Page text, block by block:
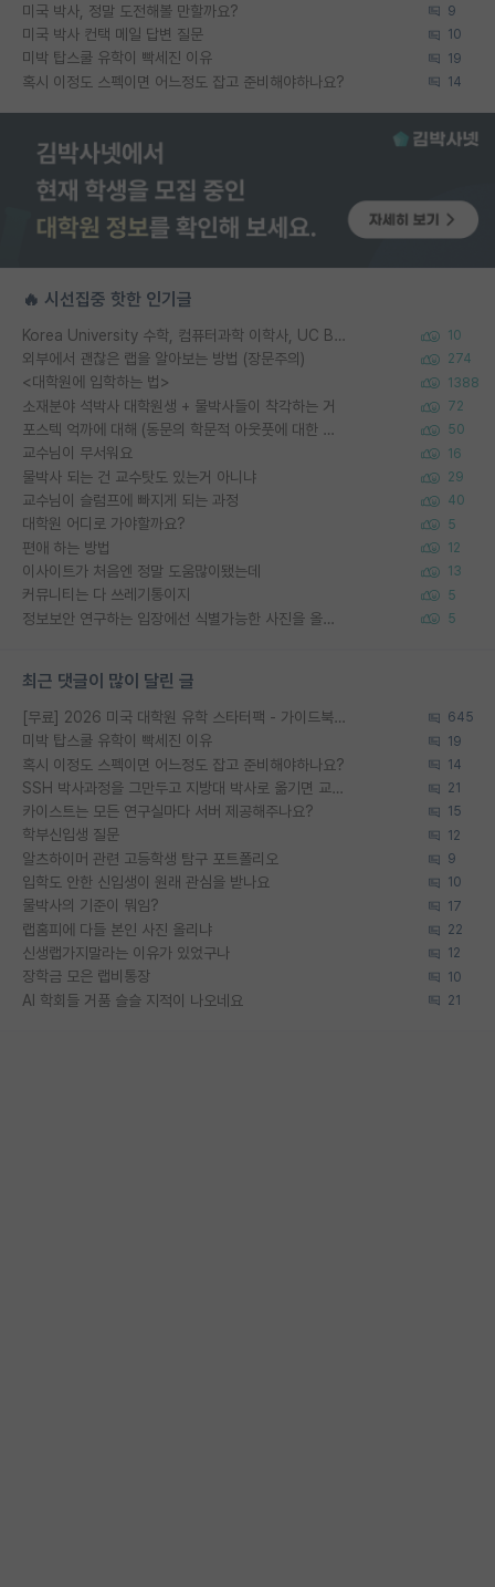
미국 박사, 정말 도전해볼 만할까요? 9
미국 박사 컨택 메일 답변 질문 10
미박 탑스쿨 유학이 빡세진 이유 19
혹시 이정도 스펙이면 어느정도 잡고 준비해야하나요? 14
🔥 시선집중 핫한 인기글
Korea University 수학, 컴퓨터과학 이학사, UC Berkeley 산업공학 대학원 공학박사가 되는 것은 쉽지 않겠죠? 10
외부에서 괜찮은 랩을 알아보는 방법 (장문주의) 274
<대학원에 입학하는 법> 1388
소재분야 석박사 대학원생 + 물박사들이 착각하는 거 72
포스텍 억까에 대해 (동문의 학문적 아웃풋에 대한 반박) 50
교수님이 무서워요 16
물박사 되는 건 교수탓도 있는거 아니냐 29
교수님이 슬럼프에 빠지게 되는 과정 40
대학원 어디로 가야할까요? 5
편애 하는 방법 12
이사이트가 처음엔 정말 도움많이됐는데 13
커뮤니티는 다 쓰레기통이지 5
정보보안 연구하는 입장에선 식별가능한 사진을 올리는건 비추이긴함 5
최근 댓글이 많이 달린 글
[무료] 2026 미국 대학원 유학 스타터팩 - 가이드북 & 합격자 컨택메일 템플릿 645
미박 탑스쿨 유학이 빡세진 이유 19
혹시 이정도 스펙이면 어느정도 잡고 준비해야하나요? 14
SSH 박사과정을 그만두고 지방대 박사로 옮기면 교수의 꿈은 끝일까요? 21
카이스트는 모든 연구실마다 서버 제공해주나요? 15
학부신입생 질문 12
알츠하이머 관련 고등학생 탐구 포트폴리오 9
입학도 안한 신입생이 원래 관심을 받나요 10
물박사의 기준이 뭐임? 17
랩홈피에 다들 본인 사진 올리냐 22
신생랩가지말라는 이유가 있었구나 12
장학금 모은 랩비통장 10
AI 학회들 거품 슬슬 지적이 나오네요 21